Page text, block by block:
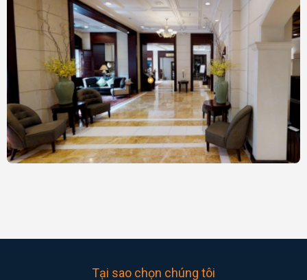
Tại sao chọn chúng tôi